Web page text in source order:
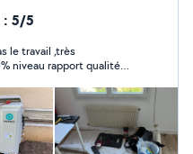
: 5/5
le travail ,très